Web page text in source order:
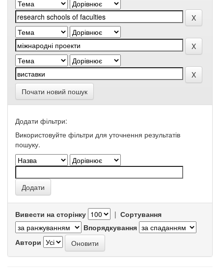
Почати новий пошук
Додати фільтри:
Використовуйте фільтри для уточнення результатів
пошуку.
Вивести на сторінку | Сортування
Впорядкування
Автори